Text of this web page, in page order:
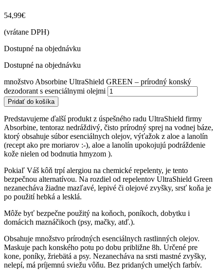
54,99€
(vrátane DPH)
Dostupné na objednávku
Dostupné na objednávku
množstvo Absorbine UltraShield GREEN – prírodný konský
dezodorant s esenciálnymi olejmi
Pridať do košíka
Predstavujeme ďalší produkt z úspešného radu UltraShield firmy
Absorbine, tentoraz nedráždivý, čisto prírodný sprej na vodnej báze,
ktorý obsahuje súbor esenciálnych olejov, výťažok z aloe a lanolín
(recept ako pre moriarov :-), aloe a lanolín upokojujú podráždenie
kože nielen od bodnutia hmyzom ).
Pokiaľ Váš kôň trpí alergiou na chemické repelenty, je tento
bezpečnou alternatívou. Na rozdiel od repelentov UltraShield Green
nezanecháva žiadne mazľavé, lepivé či olejové zvyšky, srsť koňa je
po použití hebká a lesklá.
Môže byť bezpečne použitý na koňoch, poníkoch, dobytku i
domácich maznáčikoch (psy, mačky, atď.).
Obsahuje množstvo prírodných esenciálnych rastlinných olejov.
Maskuje pach konského potu po dobu približne 8h. Určené pre
kone, poníky, žriebätá a psy. Nezanecháva na srsti mastné zvyšky,
nelepí, má príjemnú sviežu vôňu. Bez pridaných umelých farbív.